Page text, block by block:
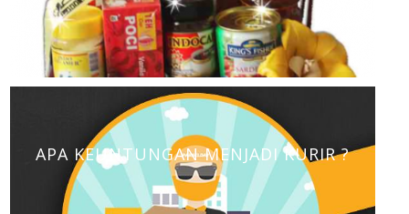
APA KEUNTUNGAN MENJADI KURIR ?